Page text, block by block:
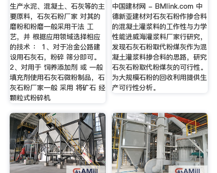
生产水泥、混凝土、石灰等的主
要原料，石灰石粉厂家 对其的
磨粉和粉磨一般采用干法 工
艺，并 根据应用领域选择相应
的技术 ： 1、对于冶金公路建
设用石灰石，粉碎 筛分即可。
2、对用于 饲养添加剂 或 一般
填充剂使用石灰石微粉制品，石
灰石粉厂家一般 采用 将矿石 经
颗粒式粉碎机
中国建材网 - BMlink.com 中
德新亚建材对石灰石粉作掺合料
的混凝土灌浆料的工作性与力学
性能进威海灌浆料厂家行研究，
发现石灰石粉取代粉煤灰作为混
凝土灌浆料掺合料的思路，研究
石灰石粉取代粉煤灰的可行性。
为大规模石粉的回收利用提供生
产可行性分析。